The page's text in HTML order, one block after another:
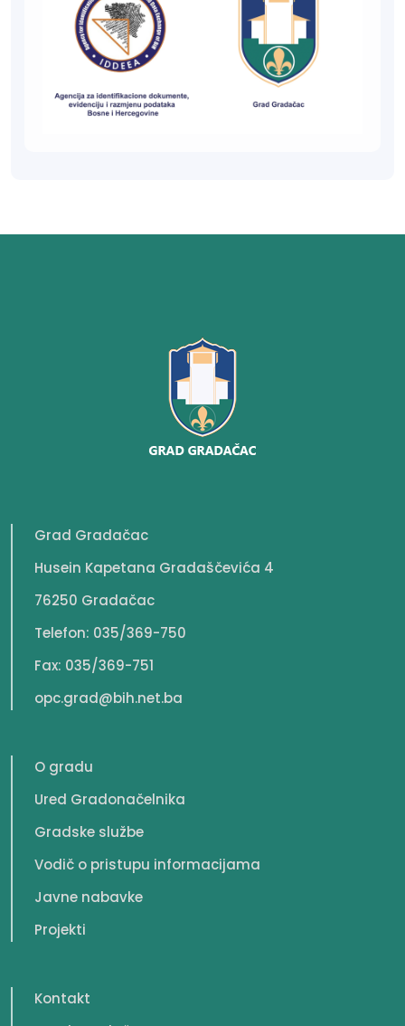
Grad Gradačac
Husein Kapetana Gradaščevića 4
76250 Gradačac
Telefon: 035/369-750
Fax: 035/369-751
opc.grad@bih.net.ba
O gradu
Ured Gradonačelnika
Gradske službe
Vodič o pristupu informacijama
Javne nabavke
Projekti
Kontakt